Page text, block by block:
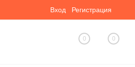
Вход Регистрация
0 0